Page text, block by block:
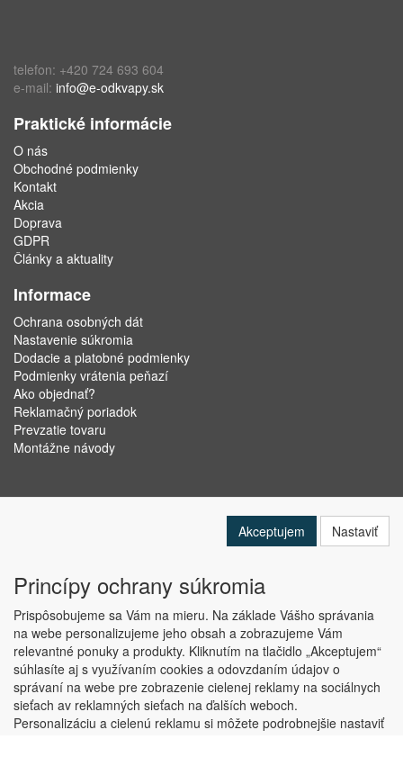
telefon: +420 724 693 604
e-mail: info@e-odkvapy.sk
Praktické informácie
O nás
Obchodné podmienky
Kontakt
Akcia
Doprava
GDPR
Články a aktuality
Informace
Ochrana osobných dát
Nastavenie súkromia
Dodacie a platobné podmienky
Podmienky vrátenia peňazí
Ako objednať?
Reklamačný poriadok
Prevzatie tovaru
Montážne návody
Copyright © ABRA Software a.s. 2019
Akceptujem Nastaviť
Princípy ochrany súkromia
Prispôsobujeme sa Vám na mieru. Na základe Vášho správania
na webe personalizujeme jeho obsah a zobrazujeme Vám
relevantné ponuky a produkty. Kliknutím na tlačidlo „Akceptujem“
súhlasíte aj s využívaním cookies a odovzdaním údajov o
správaní na webe pre zobrazenie cielenej reklamy na sociálnych
sieťach av reklamných sieťach na ďalších weboch.
Personalizáciu a cielenú reklamu si môžete podrobnejšie nastaviť